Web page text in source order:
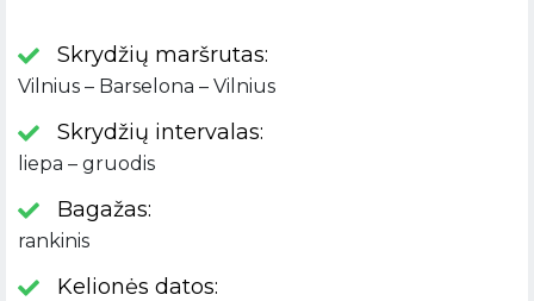
Skrydžių maršrutas:
Vilnius – Barselona – Vilnius
Skrydžių intervalas:
liepa – gruodis
Bagažas:
rankinis
Kelionės datos: